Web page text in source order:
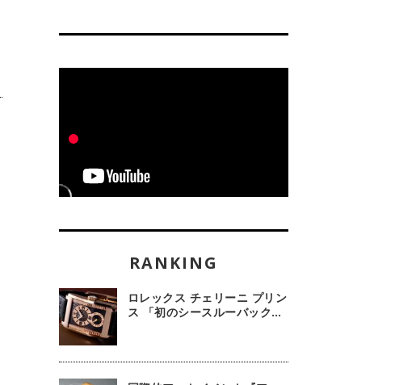
ロレックス チェリーニ プリン
ス 「初のシースルーバック・